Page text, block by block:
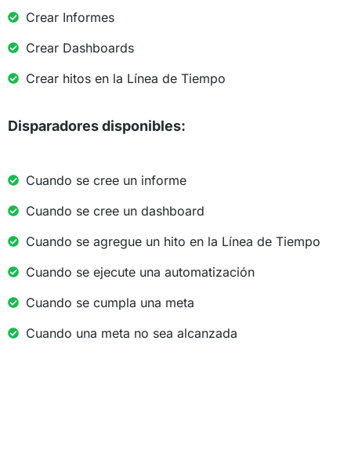
Crear Informes
Crear Dashboards
Crear hitos en la Línea de Tiempo
Disparadores disponibles:
Cuando se cree un informe
Cuando se cree un dashboard
Cuando se agregue un hito en la Línea de Tiempo
Cuando se ejecute una automatización
Cuando se cumpla una meta
Cuando una meta no sea alcanzada